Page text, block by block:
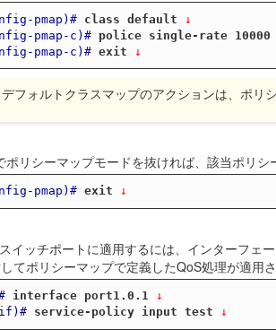
pmap)# class default ↓
pmap-c)#
police single-rate 10000
pmap-c)# exit ↓
デフォルトクラスマップのアクションは、ポリ
ポリシーマップモードを抜ければ、該当ポリ
pmap)# exit ↓
イッチポートに適用するには、インターフェ
てポリシーマップで定義したQoS処理が適用
interface port1.0.1 ↓
if)#
service-policy input test ↓